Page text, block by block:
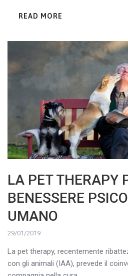
READ MORE
LA PET THERAPY
BENESSERE
UMANO
29/01/2019
La pet therapy, recentemente
con gli animali (IAA), prevede il